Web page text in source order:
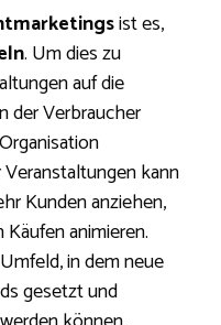
ist es,
. Um dies zu
auf die
der Verbraucher
kann
Kunden anziehen,
animieren.
in dem neue
gesetzt und